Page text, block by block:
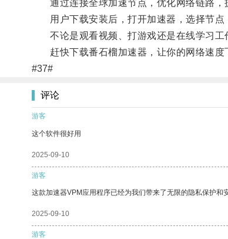
通过连接全球加速节点，优化网络链路，
用户下载安装后，打开加速器，选择节点
不论是观看视频、打游戏还是在线学习工
赶快下载番石榴加速器，让你的网络速度
#37#
评论
游客
这个软件很好用
2025-09-10
游客
这款加速器VPM应用程序已经为我们带来了无限的隐私保护和
2025-09-10
游客